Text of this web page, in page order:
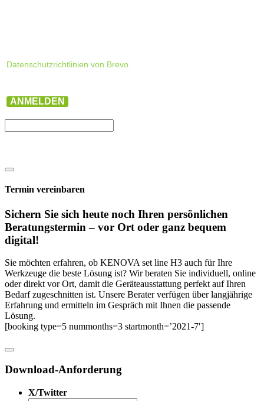
Datenschutzrichtlinien von Brevo.
ANMELDEN
Termin vereinbaren
Sichern Sie sich heute noch Ihren persönlichen
Beratungs­termin – vor Ort oder ganz bequem
digital!
Sie möchten erfahren, ob KENOVA set line H3 auch für Ihre
Werkzeuge die beste Lösung ist? Wir beraten Sie individuell, online
oder direkt vor Ort, damit die Geräteausstattung perfekt auf Ihren
Bedarf zugeschnitten ist. Unsere Berater verfügen über langjährige
Erfahrung und ermitteln im Gespräch mit Ihnen die passende
Lösung.
[booking type=5 nummonths=3 startmonth=’2021-7′]
Download-Anforderung
X/Twitter